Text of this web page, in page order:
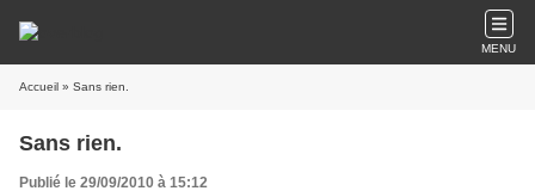
MENU
Accueil » Sans rien.
Sans rien.
Publié le 29/09/2010 à 15:12